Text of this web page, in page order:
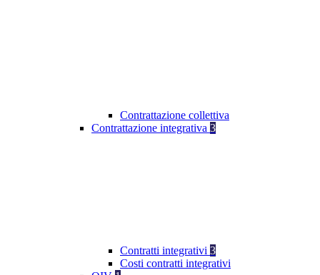
Contrattazione collettiva
Contrattazione integrativa 3
Contratti integrativi 3
Costi contratti integrativi